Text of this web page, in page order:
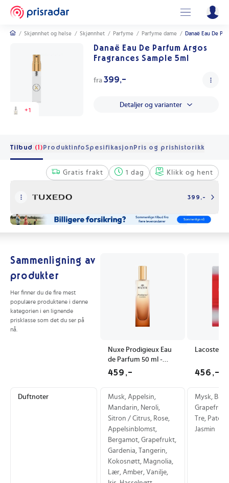
/ Skjønnhet og helse / Skjønnhet / Parfyme / Parfyme dame / Danaë Eau De
+1
Danaë Eau De Parfum Argos
Fragrances Sample 5ml
fra 399,-
Detaljer og varianter
Tilbud (1)Produktinfo SpesifikasjonPris og prishistorikk
Gratis frakt 1 dag Klikk og hent
399,-
Sammenligning av
produkter
Her finner du de fire mest
populære produktene i denne
kategorien i en lignende
prisklasse som det du ser på
nå.
Nuxe Prodigieux Eau
de Parfum 50 ml -
Floral Sitrus Duft for
Kvinner
459,-
Lacoste
456,-
Duftnoter
Musk, Appelsin,
Mandarin, Neroli,
Sitron / Citrus, Rose,
Appelsinblomst,
Bergamot, Grapefrukt,
Gardenia, Tangerin,
Kokosnøtt, Magnolia,
Lær, Amber, Vanilje,
Mysk,
Tre,
Jasmin